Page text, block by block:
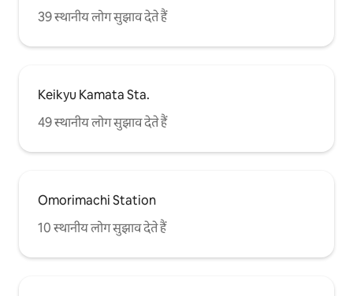
39 स्थानीय लोग सुझाव देते हैं
Keikyu Kamata Sta.
49 स्थानीय लोग सुझाव देते हैं
Omorimachi Station
10 स्थानीय लोग सुझाव देते हैं